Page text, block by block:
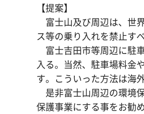
【提案】
富士山及び周辺は、世
ス等の乗り入れを禁止す
富士吉田市等周辺に駐
入る。当然、駐車場料金
す。こういった方法は海
是非富士山周辺の環境
保護事業にする事をお勧